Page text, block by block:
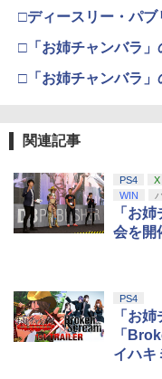
4
5
5
￥
4
5
5
4
5
s
(
y
□ディースリー・パ
□「お姉チャンバラ」
□「お姉チャンバラ
関連記事
PS4 X
WIN
「お
会を開
PS4
「お
「
イハキ